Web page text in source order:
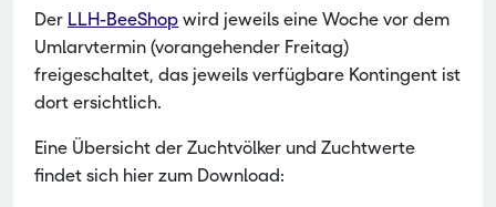
Der LLH-BeeShop wird jeweils eine Woche vor dem
Umlarvtermin (vorangehender Freitag)
freigeschaltet, das jeweils verfügbare Kontingent ist
dort ersichtlich.
Eine Übersicht der Zuchtvölker und Zuchtwerte
findet sich hier zum Download: